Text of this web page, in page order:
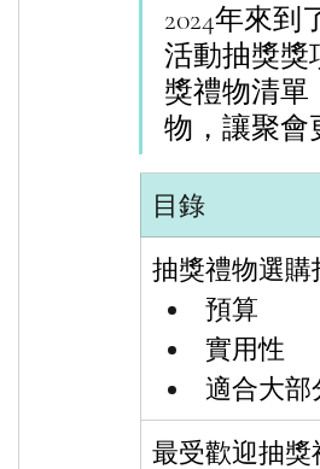
2024年來
活動抽獎獎
獎禮物清單
物，讓聚會
目錄
抽獎禮物選購
預算
實用性
適合大部
最受歡迎抽獎